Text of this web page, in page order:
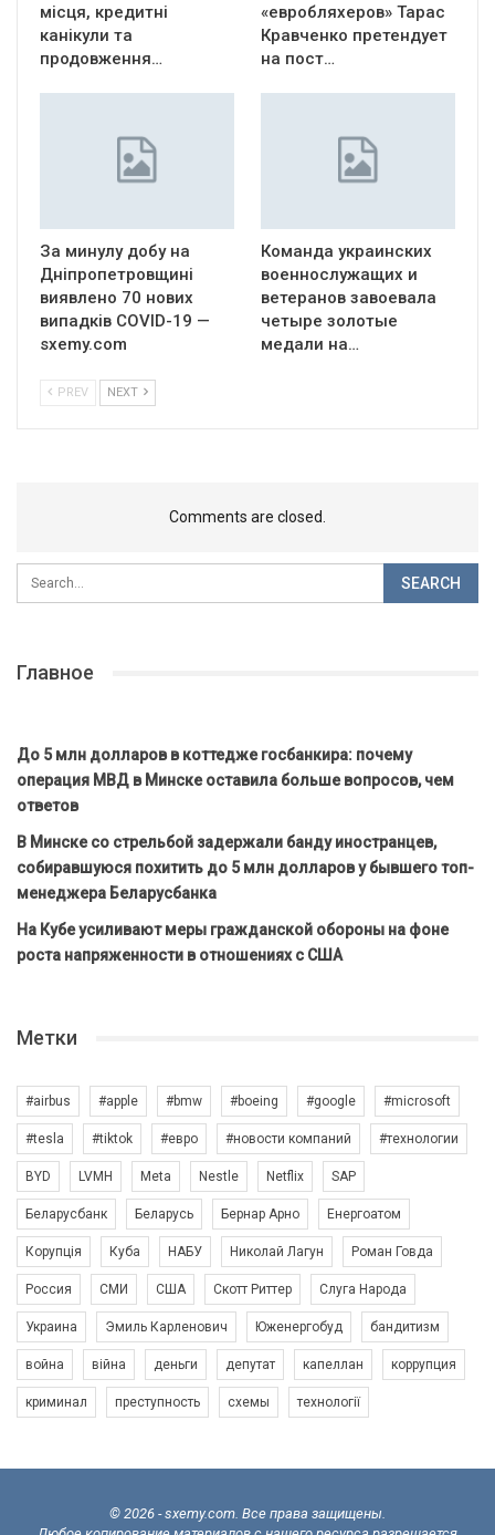
місця, кредитні
канікули та
продовження…
«евробляхеров» Тарас
Кравченко претендует
на пост…
За минулу добу на
Дніпропетровщині
виявлено 70 нових
випадків COVID-19 —
sxemy.com
Команда украинских
военнослужащих и
ветеранов завоевала
четыре золотые
медали на…
PREV NEXT
Comments are closed.
Главное
До 5 млн долларов в коттедже госбанкира: почему
операция МВД в Минске оставила больше вопросов, чем
ответов
В Минске со стрельбой задержали банду иностранцев,
собиравшуюся похитить до 5 млн долларов у бывшего топ-
менеджера Беларусбанка
На Кубе усиливают меры гражданской обороны на фоне
роста напряженности в отношениях с США
Метки
#airbus #apple #bmw #boeing #google #microsoft
#tesla #tiktok #евро #новости компаний #технологии
BYD LVMH Meta Nestle Netflix SAP
Беларусбанк Беларусь Бернар Арно Енергоатом
Корупція Куба НАБУ Николай Лагун Роман Говда
Россия СМИ США Скотт Риттер Слуга Народа
Украина Эмиль Карленович Юженергобуд бандитизм
война війна деньги депутат капеллан коррупция
криминал преступность схемы технології
© 2026 - sxemy.com. Все права защищены.